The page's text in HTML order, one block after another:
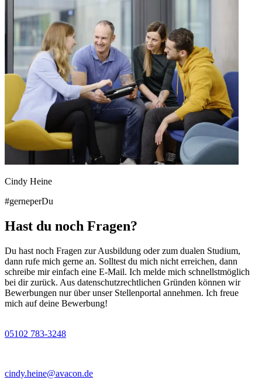
Cindy Heine
#gerneperDu
Hast du noch Fragen?
Du hast noch Fragen zur Ausbildung oder zum dualen Studium,
dann rufe mich gerne an. Solltest du mich nicht erreichen, dann
schreibe mir einfach eine E-Mail. Ich melde mich schnellstmöglich
bei dir zurück. Aus datenschutzrechtlichen Gründen können wir
Bewerbungen nur über unser Stellenportal annehmen. Ich freue
mich auf deine Bewerbung!
05102 783-3248
cindy.heine@avacon.de